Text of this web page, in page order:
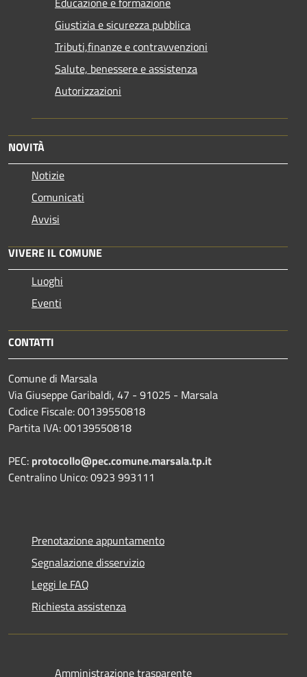
Giustizia e sicurezza pubblica
Tributi,finanze e contravvenzioni
Salute, benessere e assistenza
Autorizzazioni
NOVITÀ
Notizie
Comunicati
Avvisi
VIVERE IL COMUNE
Luoghi
Eventi
CONTATTI
Comune di Marsala
Via Giuseppe Garibaldi, 47 - 91025 - Marsala
Codice Fiscale: 00139550818
Partita IVA: 00139550818
PEC: protocollo@pec.comune.marsala.tp.it
Centralino Unico: 0923 993111
Prenotazione appuntamento
Segnalazione disservizio
Leggi le FAQ
Richiesta assistenza
Amministrazione trasparente